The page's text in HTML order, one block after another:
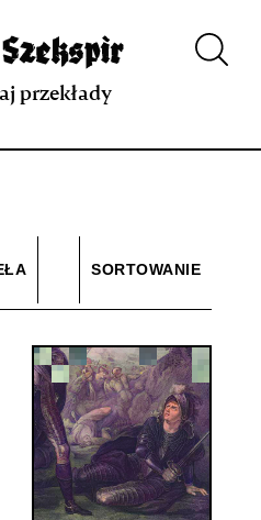
strony Aplikacja
przekłady
SORTOWANIE